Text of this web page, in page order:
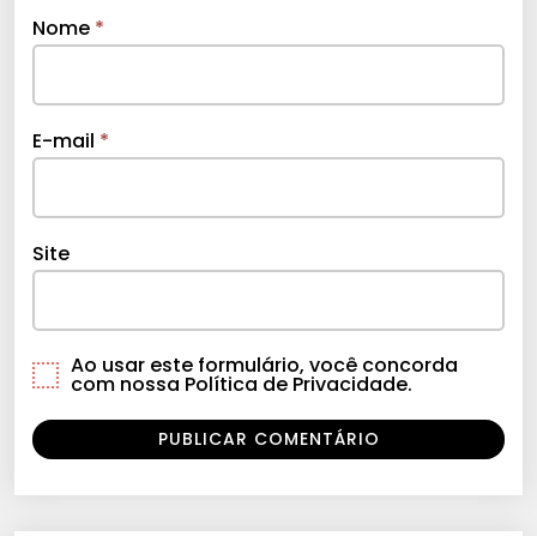
Nome *
E-mail *
Site
Ao usar este formulário, você concorda
com nossa Política de Privacidade.